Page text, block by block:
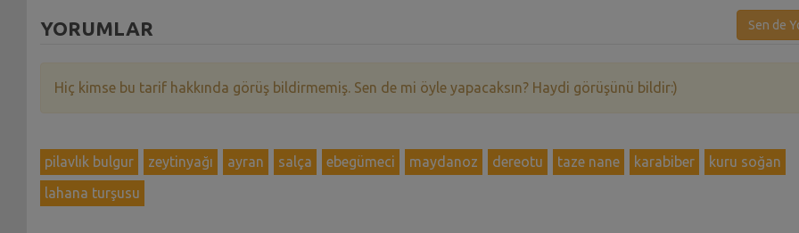
YORUMLAR Sen de
Hiç kimse bu tarif hakkında görüş bildirmemiş. Sen de mi öyle yapacaksın? Haydi görüşünü bildir:)
pilavlık bulgur zeytinyağı ayran salça ebegümeci maydanoz dereotu taze nane karabiber
kuru soğan
lahana turşusu